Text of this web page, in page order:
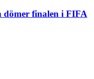
dömer finalen i FIFA